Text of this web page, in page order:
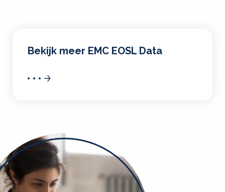
Bekijk meer EMC EOSL Data